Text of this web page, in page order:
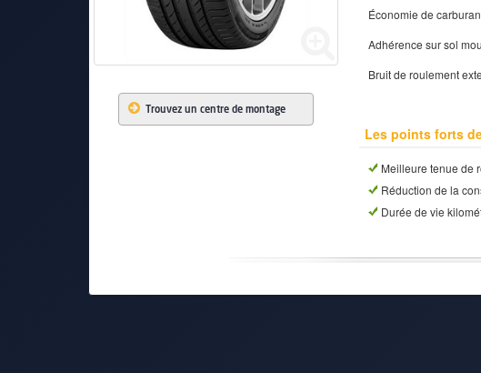
Trouvez un centre de montage
Économie de
Adhérence sur sol
Bruit de roulement
Les points forts
Meilleure tenue de
Réduction de la
Durée de vie